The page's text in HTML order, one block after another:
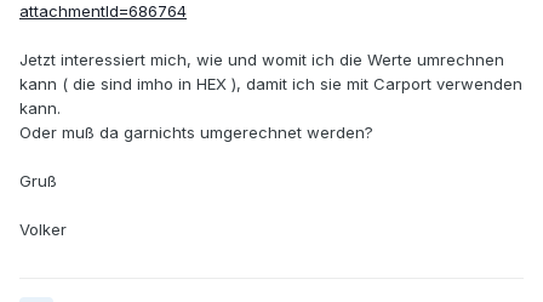
attachmentId=686764
Jetzt interessiert mich, wie und womit ich die Werte umrechnen
kann ( die sind imho in HEX ), damit ich sie mit Carport verwenden
kann.
Oder muß da garnichts umgerechnet werden?
Gruß
Volker